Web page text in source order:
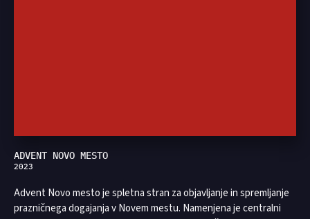
ADVENT NOVO MESTO
2023
Advent Novo mesto je spletna stran za objavljanje in spremljanje
prazničnega dogajanja v Novem mestu. Namenjena je centralni